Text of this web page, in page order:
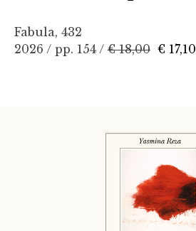
Fabula, 432
2026 / pp. 154 / € 18,00 € 17,10